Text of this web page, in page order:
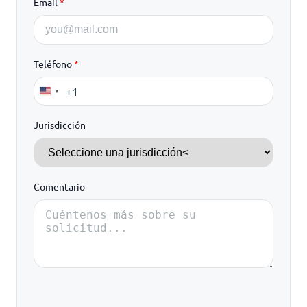
Teléfono*
United
+1
+1
Jurisdicción
Comentario